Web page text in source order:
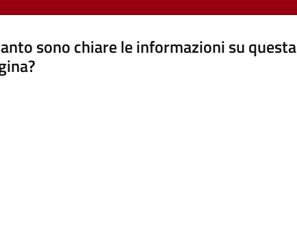
sono chiare le informazioni su questa